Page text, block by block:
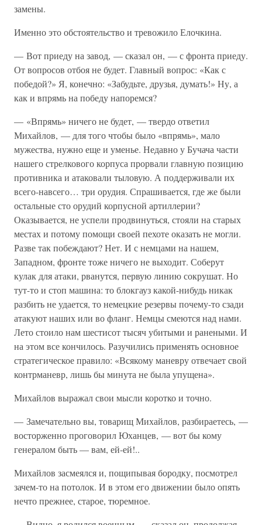
замены.
Именно это обстоятельство и тревожило Елочкина.
— Вот приеду на завод, — сказал он, — с фронта приеду.
От вопросов отбоя не будет. Главный вопрос: «Как с
победой?» Я, конечно: «Забудьте, друзья, думать!» Ну, а
как и впрямь на победу напоремся?
— «Впрямь» ничего не будет, — твердо ответил
Михайлов, — для того чтобы было «впрямь», мало
мужества, нужно еще и уменье. Недавно у Бучача части
нашего стрелкового корпуса прорвали главную позицию
противника и атаковали тыловую. А поддерживали их
всего-навсего… три орудия. Спрашивается, где же были
остальные сто орудий корпусной артиллерии?
Оказывается, не успели продвинуться, стояли на старых
местах и потому помощи своей пехоте оказать не могли.
Разве так побеждают? Нет. И с немцами на нашем,
Западном, фронте тоже ничего не выходит. Соберут
кулак для атаки, рванутся, первую линию сокрушат. Но
тут-то и стоп машина: то блокгауз какой-нибудь никак
разбить не удается, то немецкие резервы почему-то сзади
атакуют наших или во фланг. Немцы смеются над нами.
Лето стоило нам шестисот тысяч убитыми и ранеными. И
на этом все кончилось. Разучились применять основное
стратегическое правило: «Всякому маневру отвечает свой
контрманевр, лишь бы минута не была упущена».
Михайлов выражал свои мысли коротко и точно.
— Замечательно вы, товарищ Михайлов, разбираетесь, —
восторженно проговорил Юханцев, — вот бы кому
генералом быть — вам, ей-ей!..
Михайлов засмеялся и, пощипывая бородку, посмотрел
зачем-то на потолок. И в этом его движении было опять
нечто прежнее, старое, тюремное.